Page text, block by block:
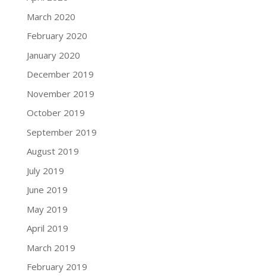
March 2020
February 2020
January 2020
December 2019
November 2019
October 2019
September 2019
August 2019
July 2019
June 2019
May 2019
April 2019
March 2019
February 2019